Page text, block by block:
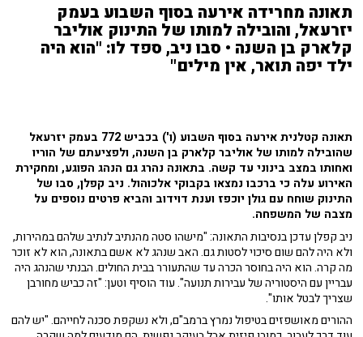
תאונה מחרידה אירעה בסוף השבוע בעמק
יזרעאל, והובילה למותו של התינוק אוליבר
קלארק בן השנה • סבו ניב, ספד לו: "הוא היה
ילד יפה תואר, אין מילים"
תאונה קטלנית אירעה בסוף השבוע (ו') בכביש 772 בעמק יזרעאל
שהובילה למותו של אוליבר קלארק בן השנה, ולפציעתם של הוריו
ואחותו במצב בינוני עד קשה. בתאונה נהרג גם הנהג הפוגע, ומחקירת
האירוע עלה כי ברכבו נמצאו בקבוקי אלכוהול. ניב קפלן, סבו של
התינוק שוחח עם גולן יוכפז וענת דוידוב והביא פרטים נוספים על
מצבה של המשפחה.
ניב קפלן עדכן בנסיבות התאונה: "מישהו סטה מהנתיב לנתיב שלהם במהירות,
ולא היה להם שום סיכוי לסטות גם. האב שנהג לא אשם בתאונה, הוא לא זוכר
מה קרה. הוא היה בחוסר הכרה עד שהתעורר בבית החולים. הבנתי שהנהג היה
עבריין עם היסטוריה של עבירות תנועה". עוד הוסיף וטען: "זה כביש מחורבן
שצריך לבטל אותו".
ההורים מאושפזים בטיפול נמרץ ברמב"ם, ולא נשקפת סכנה לחייהם. "יש להם